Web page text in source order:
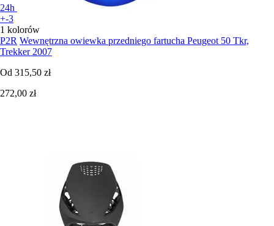
24h
+-3
1 kolorów
P2R Wewnętrzna owiewka przedniego fartucha Peugeot 50 Tkr,
Trekker 2007
Od 315,50 zł
272,00 zł